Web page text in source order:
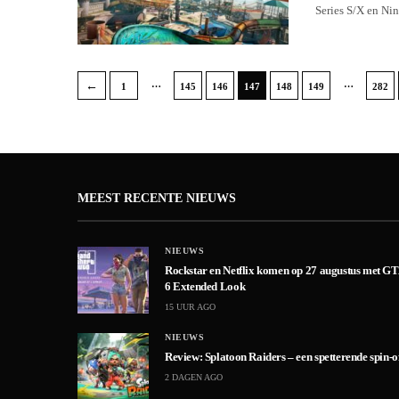
Series S/X en
← 1 … 145 146 147 148 149 … 282
MEEST RECENTE NIEUWS
NIEUWS
Rockstar en Netflix komen op 27 augustus met
6 Extended Look
15 UUR AGO
NIEUWS
Review: Splatoon Raiders – een spetterende spin-
2 DAGEN AGO